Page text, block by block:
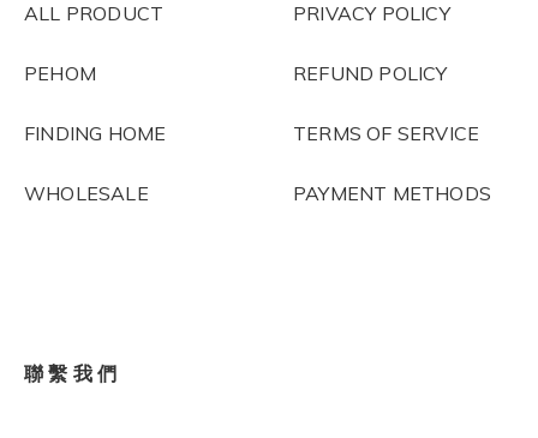
ALL PRODUCT
PEHOM
FINDING HOME
WHOLESALE
PRIVACY POLICY
REFUND POLICY
TERMS OF SERVICE
PAYMENT METHODS
聯 繫 我 們